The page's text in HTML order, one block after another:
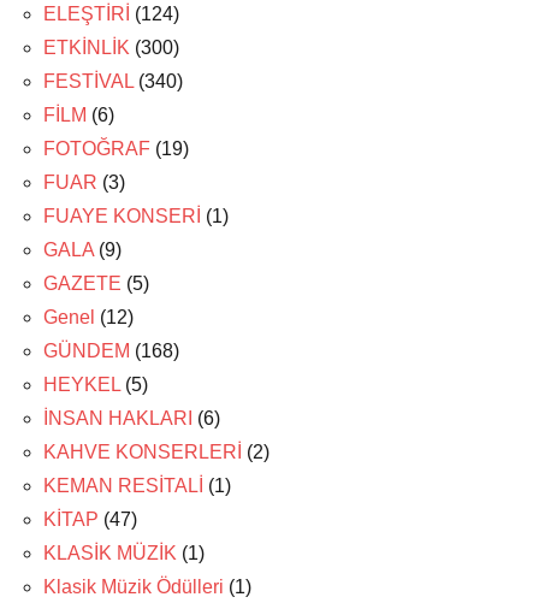
ELEŞTİRİ (124)
ETKİNLİK (300)
FESTİVAL (340)
FİLM (6)
FOTOĞRAF (19)
FUAR (3)
FUAYE KONSERİ (1)
GALA (9)
GAZETE (5)
Genel (12)
GÜNDEM (168)
HEYKEL (5)
İNSAN HAKLARI (6)
KAHVE KONSERLERİ (2)
KEMAN RESİTALİ (1)
KİTAP (47)
KLASİK MÜZİK (1)
Klasik Müzik Ödülleri (1)